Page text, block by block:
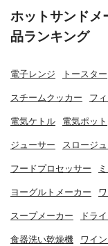
ホットサンドメ
品ランキング
電子レンジ トースター
スチームクッカー フ
電気ケトル 電気ポット
ジューサー スロージ
フードプロセッサー
ヨーグルトメーカー
スープメーカー ドラ
食器洗い乾燥機 ワイ